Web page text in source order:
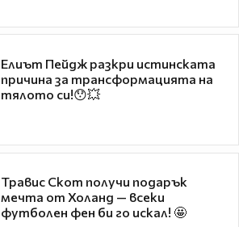
Елиът Пейдж разкри истинската
причина за трансформацията на
тялото си!😯💥
Травис Скот получи подарък
мечта от Холанд — всеки
футболен фен би го искал! 🤩